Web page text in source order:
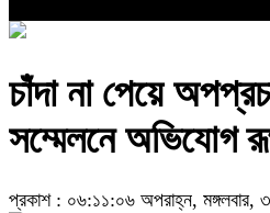
চাঁদা না পেয়ে
সম্মেলনে অভিযোগ
প্রকাশ : ০৬:১১:০৬ অপরাহ্ন,